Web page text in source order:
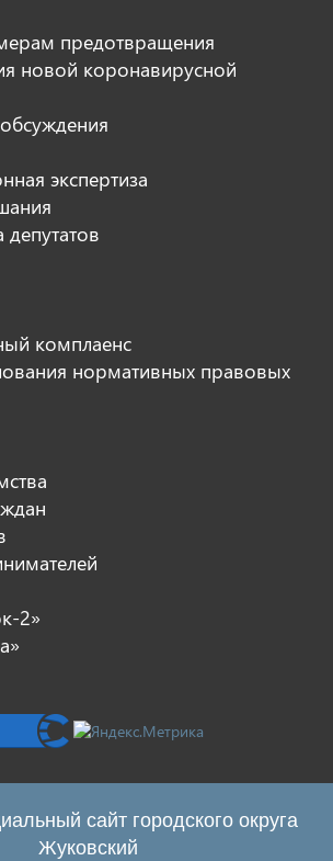
предотвращения
новой коронавирусной
экспертиза
комплаенс
нормативных правовых
2»
сайт городского округа
Жуковский